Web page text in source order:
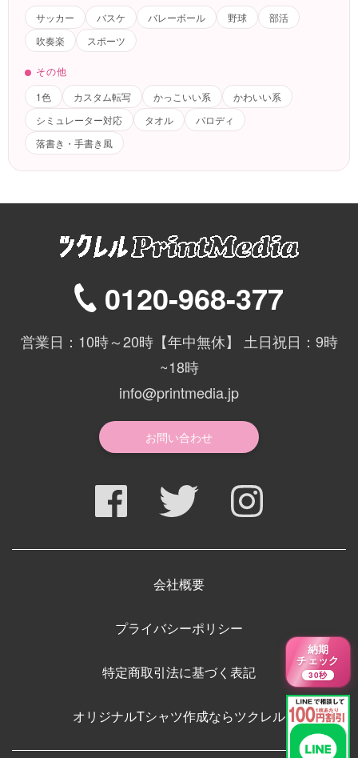
サッカー
バスケ バレーボール 野球
部活
吹奏楽
スポーツ
その他
1色
カスタム転写 かっこいい系
かわいい系
シミュレーター対応
タオル
パロディ
落書き・手書き風
0120-968-377
営業日：10時～20時【年中無休】 土日祝日：9時
~18時
info@printmedia.jp
お問い合わせ
会社概要
プライバシーポリシー
特定商取引法に基づく表記
オリジナルTシャツ作成ならツクレル
納期
チェック
30秒